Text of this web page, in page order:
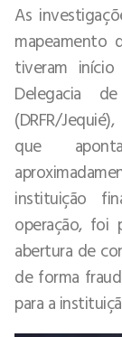
As
mapeamento
tiveram
Delegacia
(DRFR/
que
instituição
operação, foi
abertura de
de forma
para a